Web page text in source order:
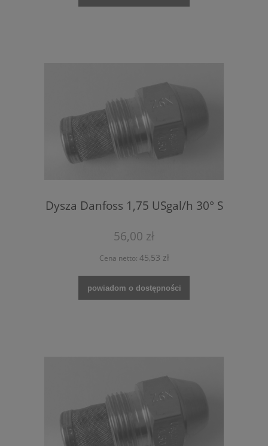
Dysza Danfoss 1,75 USgal/h 30° S
56,00 zł
Cena netto: 45,53 zł
powiadom o dostępności